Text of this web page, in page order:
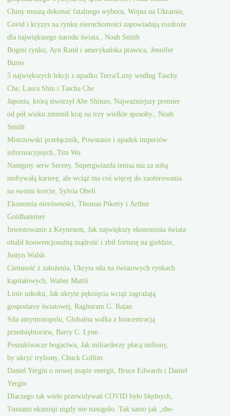
Chiny muszą dokonać fatalnego wyboru, Wojna na Ukrainie,
Covid i kryzys na rynku nieruchomości zapowiadają rozdroże
dla największego narodu świata., Noah Smith
Bogini rynku, Ayn Rand i amerykańska prawica, Jennifer
Burns
5 największych lekcji z upadku Terra/Luny według Taschy
Che, Laura Shin i Tascha Che
Japonia, którą stworzył Abe Shinzo, Najważniejszy premier
od pół wieku zmienił kraj na trzy wielkie sposoby., Noah
Smith
Mistrzowski przełącznik, Powstanie i upadek imperiów
informacyjnych.,Tim Wu
Następny serw Sereny, Supergwiazda tenisa ma za sobą
niebywałą karierę, ale wciąż ma coś więcej do zaoferowania
na swoim korcie, Sylvia Obell
Ekonomia nierówności, Thomas Piketty i Arthur
Goldhammer
Inwestowanie z Keynesem, Jak największy ekonomista świata
obalił konwencjonalną mądrość i zbił fortunę na giełdzie,
Justyn Walsh
Ciemność z założenia, Ukryta siła na światowych rynkach
kapitałowych, Walter Mattli
Linie uskoku, Jak ukryte pęknięcia wciąż zagrażają
gospodarce światowej, Raghuram G. Rajan
Siła antymonopolu, Globalna walka z koncentracją
przedsiębiorstw, Barry C. Lynn
Poszukiwacze bogactwa, Jak miliarderzy płacą miliony,
by ukryć tryliony, Chuck Collins
Daniel Yergin o nowej mapie energii, Bruce Edwards i Daniel
Yergin
Dlaczego tak wiele przewidywań COVID było błędnych,
Tsunami eksmisji nigdy nie nastąpiło. Tak samo jak „she-